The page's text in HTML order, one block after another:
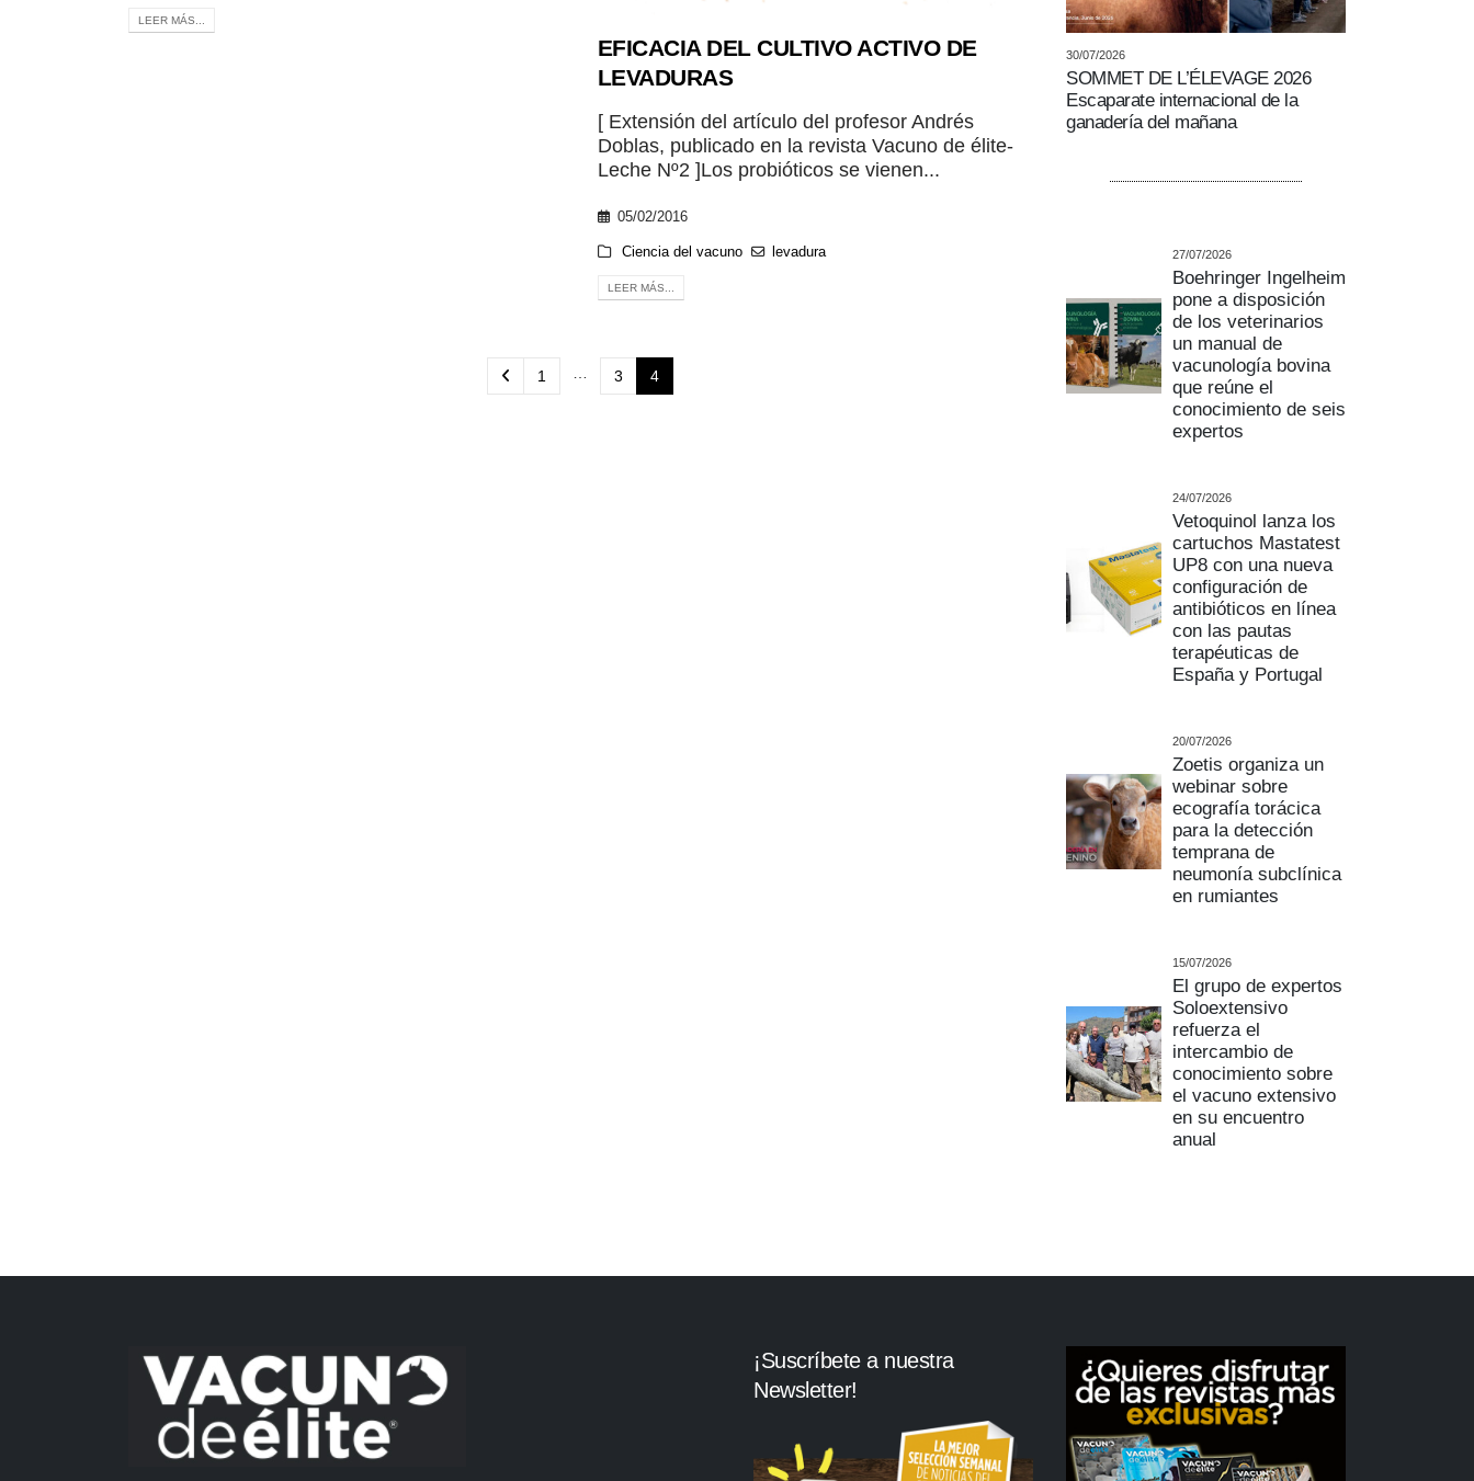
LEER MÁS...
EFICACIA DEL CULTIVO ACTIVO DE
LEVADURAS
[ Extensión del artículo del profesor Andrés
Doblas, publicado en la revista Vacuno de élite-
Leche Nº2 ]Los probióticos se vienen...
05/02/2016
Ciencia del vacuno levadura
LEER MÁS...
1 3 4
30/07/2026
SOMMET DE L’ÉLEVAGE 2026
Escaparate internacional de la
ganadería del mañana
27/07/2026
Boehringer Ingelheim
pone a disposición
de los veterinarios
un manual de
vacunología bovina
que reúne el
conocimiento de seis
expertos
24/07/2026
Vetoquinol lanza los
cartuchos Mastatest
UP8 con una nueva
configuración de
antibióticos en línea
con las pautas
terapéuticas de
España y Portugal
20/07/2026
Zoetis organiza un
webinar sobre
ecografía torácica
para la detección
temprana de
neumonía subclínica
en rumiantes
15/07/2026
El grupo de expertos
Soloextensivo
refuerza el
intercambio de
conocimiento sobre
el vacuno extensivo
en su encuentro
anual
¡Suscríbete a nuestra
Newsletter!